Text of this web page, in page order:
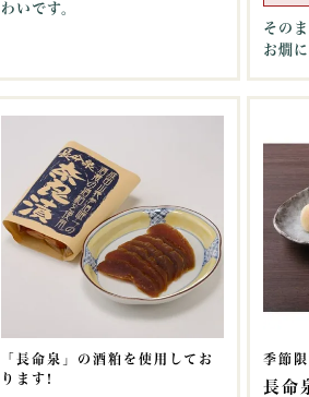
わいです。
その
お燗
「長命泉」の酒粕を使用してお
ります!
季節限
長命